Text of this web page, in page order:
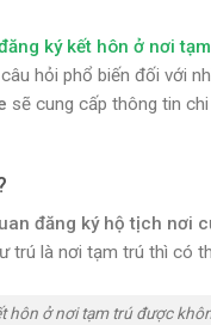
ký kết hôn ở nơi
hỏi phổ biến đối với
sẽ cung cấp thông tin
đăng ký hộ tịch nơi
là nơi tạm trú thì có
hôn ở nơi tạm trú được